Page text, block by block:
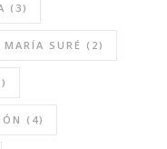
(3)
MARÍA SURÉ (2)
(4)